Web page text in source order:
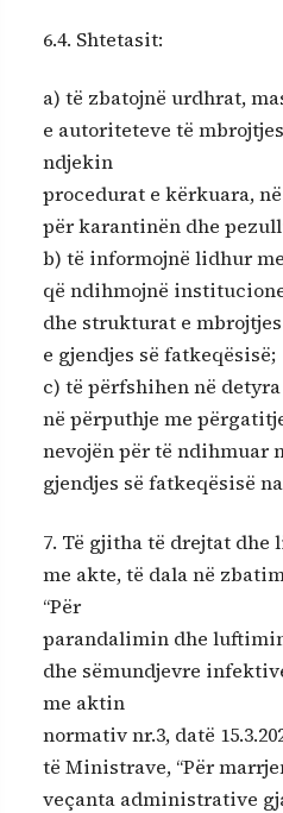
6.4. Shtetasit:
a) të zbatojnë urdhrat,
e autoriteteve të
ndjekin
procedurat e kërkuara,
për karantinën dhe
b) të informojnë lidhur
që ndihmojnë
dhe strukturat e
e gjendjes së fatkeqësisë;
c) të përfshihen në
në përputhje me
nevojën për të ndihmuar
gjendjes së fatkeqësisë
7. Të gjitha të drejtat
me akte, të dala në
“Për
parandalimin dhe
dhe sëmundjevre
me aktin
normativ nr.3, datë
të Ministrave, “Për
veçanta administrative